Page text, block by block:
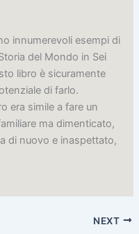
innumerevoli esempi di
del Mondo in Sei
libro è sicuramente
di farlo.
era simile a fare un
ma dimenticato,
di nuovo e inaspettato,
NEXT